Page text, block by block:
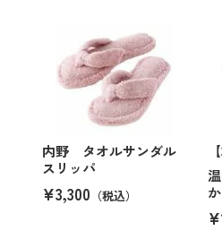
内野 タオルサンダル
スリッパ
¥3,300 （税込）